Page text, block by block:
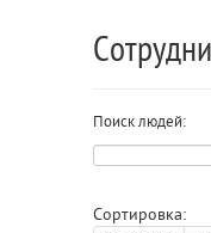
Поиск людей:
Сортировка: